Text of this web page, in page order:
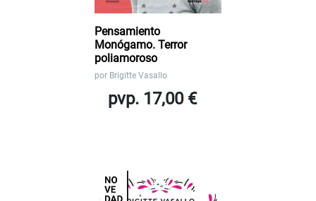
Pensamiento
Monógamo. Terror
poliamoroso
por Brigitte Vasallo
pvp. 17,00 €